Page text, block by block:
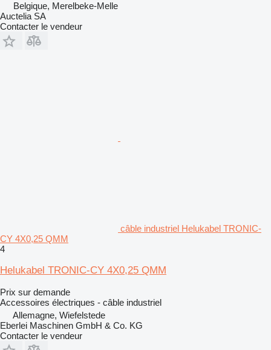
Belgique, Merelbeke-Melle
Auctelia SA
Contacter le vendeur
câble industriel Helukabel TRONIC-
CY 4X0,25 QMM
4
Helukabel TRONIC-CY 4X0,25 QMM
Prix sur demande
Accessoires électriques - câble industriel
Allemagne, Wiefelstede
Eberlei Maschinen GmbH & Co. KG
Contacter le vendeur